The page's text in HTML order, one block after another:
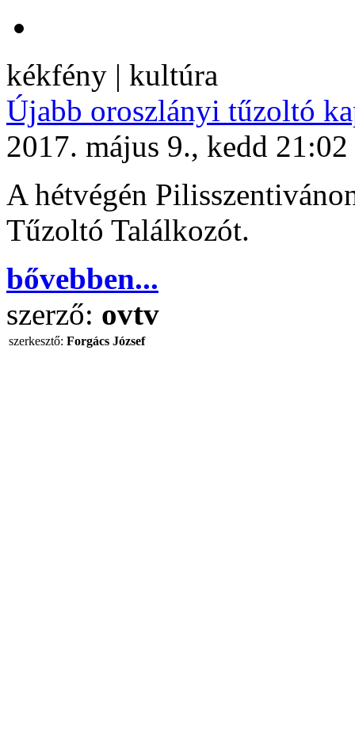
kékfény | kultúra
Újabb oroszlányi tűzoltó
2017. május 9., kedd 21:02
A hétvégén
Tűzoltó Találkozót.
bővebben...
szerző: ovtv
szerkesztő: Forgács József